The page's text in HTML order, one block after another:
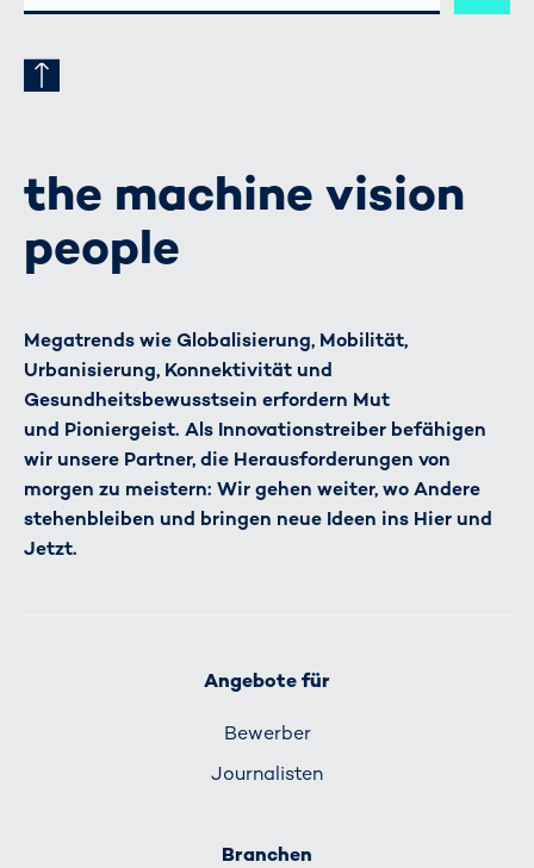
ADRESSE
the machine vision
people
Megatrends wie Globalisierung, Mobilität,
Urbanisierung, Konnektivität und
Gesundheitsbewusstsein erfordern Mut
und Pioniergeist. Als Innovationstreiber befähigen
wir unsere Partner, die Herausforderungen von
morgen zu meistern: Wir gehen weiter, wo Andere
stehenbleiben und bringen neue Ideen ins Hier und
Jetzt.
Angebote für
Bewerber
Journalisten
Branchen